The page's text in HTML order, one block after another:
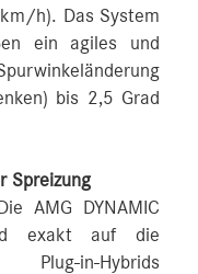
h). Das System
ein agiles und
bis 2,5 Grad
Spreizung
AMG DYNAMIC
exakt auf die
in-Hybrids